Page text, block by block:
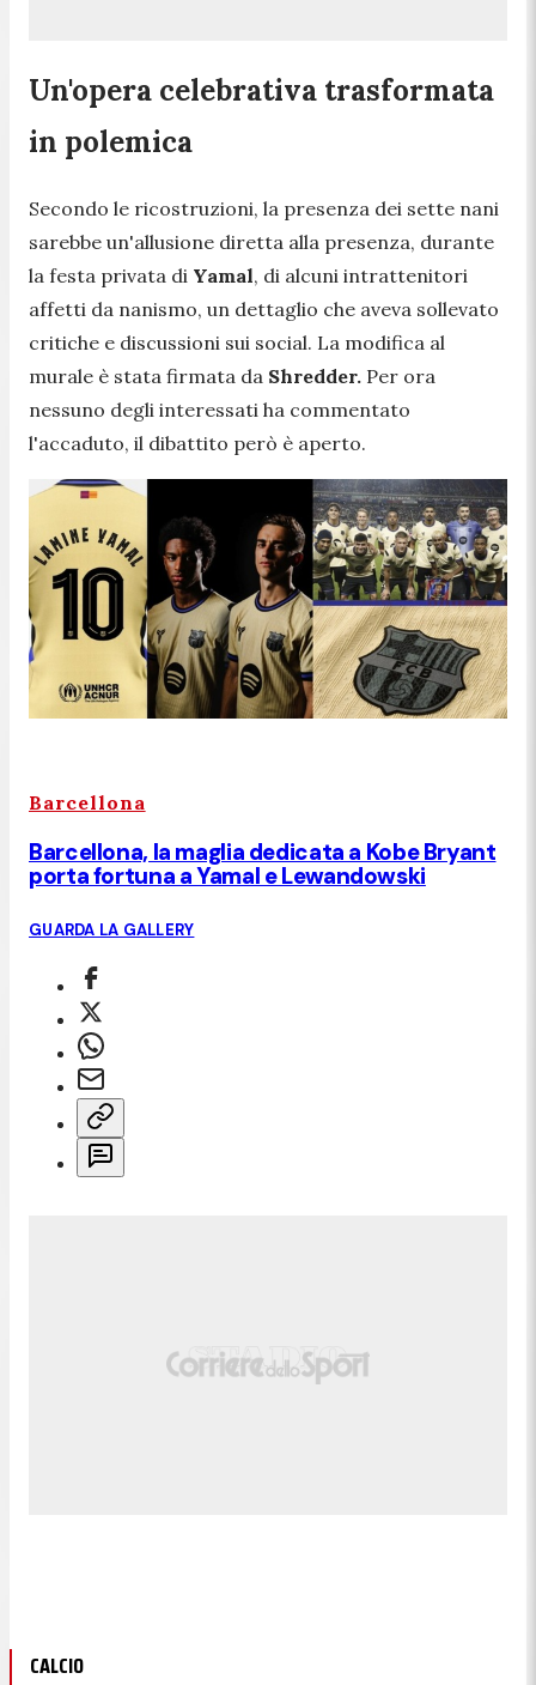
Un'opera celebrativa trasformata
in polemica
Secondo le ricostruzioni, la presenza dei sette nani
sarebbe un'allusione diretta alla presenza, durante
la festa privata di Yamal, di alcuni intrattenitori
affetti da nanismo, un dettaglio che aveva sollevato
critiche e discussioni sui social. La modifica al
murale è stata firmata da Shredder. Per ora
nessuno degli interessati ha commentato
l'accaduto, il dibattito però è aperto.
Barcellona
Barcellona, la maglia dedicata a Kobe Bryant
porta fortuna a Yamal e Lewandowski
GUARDA LA GALLERY
CALCIO